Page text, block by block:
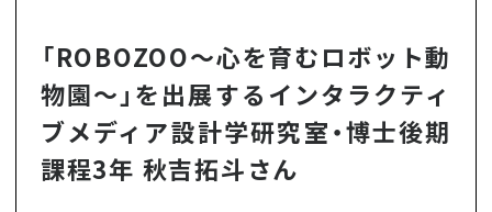
「ROBOZOO～心を育むロボット動
物園～」を出展するインタラクティ
ブメディア設計学研究室・博士後期
課程3年 秋吉拓斗さん